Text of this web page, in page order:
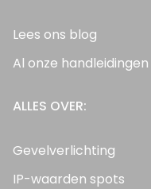
Lees ons blog
Al onze handleidingen
ALLES OVER:
Gevelverlichting
IP-waarden spots